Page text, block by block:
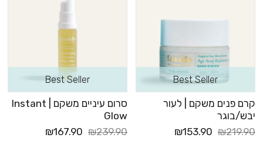
Best Seller
קרם פנים משקם | לעור
יבש/בוגר
₪219.90
₪153.90
Best Seller
סרום עיניים משקם | Instant
Glow
₪239.90
₪167.90